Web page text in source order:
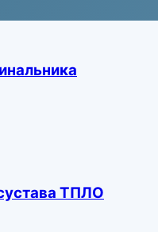
ТПЛО